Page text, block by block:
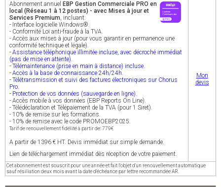
Abonnement annuel EBP Gestion Commerciale PRO en
local (Réseau 1 à 12 postes) - avec Mises à jour et
Services Premium, incluant:
- Interface logicielle Windows®.
- Conformité Loi anti-fraude à la TVA.
- Accès aux mises à jour (pour vous garantir en permanence une
conformité technique et légale).
- Assistance téléphonique illimitée incluse, avec décroché immédiat
(pas de mise en attente).
- Télémaintenance (prise en main à distance) incluse.
- Accès à la base de connaissance 24h/24h.
- Télétransmission et suivi des factures électroniques sur Chorus
Pro.
- Protection de vos données (sauvegarde en ligne).
- Accès mobile à vos données (EBP Reports On Line).
- Télédéclaration et Télépaiement de la TVA (pour 1 Siret).
- 10% de remise sur les formations.
- 10% de remise avec le code PROMOEBP2025.
Tarif de renouvellement fidélité à partir de: 779€
A partir de 1396 € HT. Devis immédiat sur simple demande.
Lien de téléchargement immédiat dès réception de votre paiement.
Mon
devis
Cet abonnement est souscrit pour une année et fait l'objet d'un renouvellement automatique
sauf résiliation deux mois avant la date d'échéance par lettre recommandée AR.